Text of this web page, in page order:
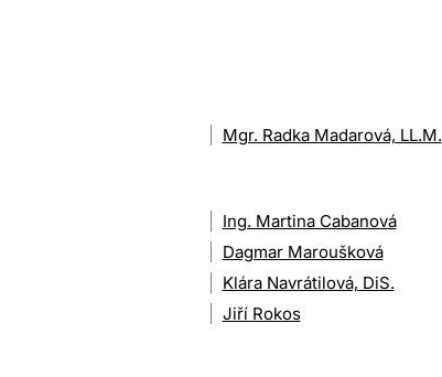
Mgr. Radka Madarová, LL.M.
Ing. Martina Cabanová
Dagmar Maroušková
Klára Navrátilová, DiS.
Jiří Rokos